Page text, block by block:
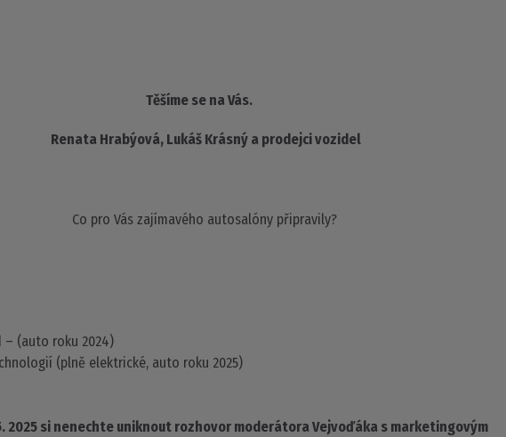
Těšíme se na Vás.
Renata Hrabýová, Lukáš Krásný a prodejci vozidel
Co pro Vás zajímavého autosalóny připravily?
– (auto roku 2024)
(plně elektrické, auto roku 2025)
2025 si nenechte uniknout rozhovor moderátora Vejvoďáka s marketingovým